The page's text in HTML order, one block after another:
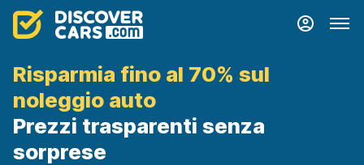
Risparmia fino al 70% sul
noleggio auto
Prezzi trasparenti senza
sorprese